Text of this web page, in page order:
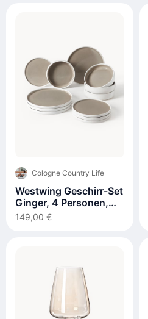
Cologne Country Life
Westwing Geschirr-Set
Ginger, 4 Personen,
12er-Set
149,00 €